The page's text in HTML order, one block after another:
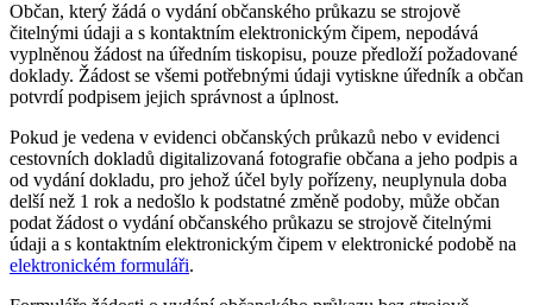
Občan, který žádá o vydání občanského průkazu se strojově
čitelnými údaji a s kontaktním elektronickým čipem, nepodává
vyplněnou žádost na úředním tiskopisu, pouze předloží požadované
doklady. Žádost se všemi potřebnými údaji vytiskne úředník a občan
potvrdí podpisem jejich správnost a úplnost.
Pokud je vedena v evidenci občanských průkazů nebo v evidenci
cestovních dokladů digitalizovaná fotografie občana a jeho podpis a
od vydání dokladu, pro jehož účel byly pořízeny, neuplynula doba
delší než 1 rok a nedošlo k podstatné změně podoby, může občan
podat žádost o vydání občanského průkazu se strojově čitelnými
údaji a s kontaktním elektronickým čipem v elektronické podobě na
elektronickém formuláři.